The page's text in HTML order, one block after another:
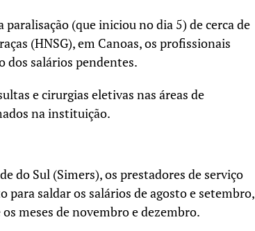
(que iniciou no dia 5) de cerca de
(HNSG), em Canoas, os profissionais
dos salários pendentes.
e cirurgias eletivas nas áreas de
na instituição.
do Sul (Simers), os prestadores de serviço
saldar os salários de agosto e setembro,
meses de novembro e dezembro.